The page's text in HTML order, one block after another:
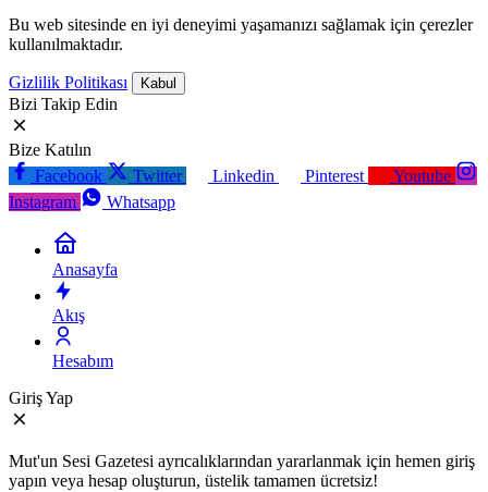
Bu web sitesinde en iyi deneyimi yaşamanızı sağlamak için çerezler
kullanılmaktadır.
Gizlilik Politikası Kabul
Bizi Takip Edin
Bize Katılın
Facebook
Twitter Linkedin Pinterest
Youtube
Instagram
Whatsapp
Anasayfa
Akış
Hesabım
Giriş Yap
Mut'un Sesi Gazetesi ayrıcalıklarından yararlanmak için hemen giriş
yapın veya hesap oluşturun, üstelik tamamen ücretsiz!